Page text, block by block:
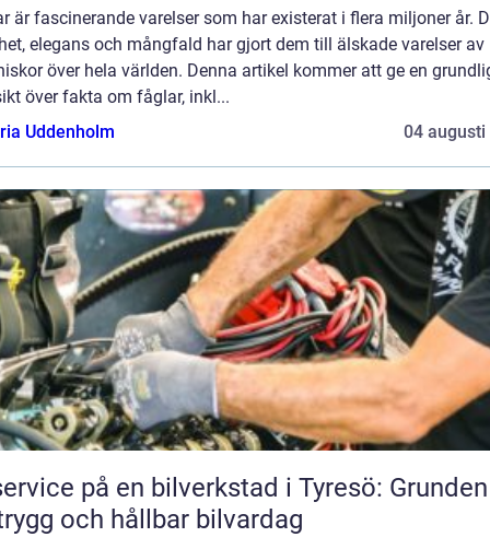
är fascinerande varelser som har existerat i flera miljoner år.
elegans och mångfald har gjort dem till älskade varelser av
över hela världen. Denna artikel kommer att ge en
över fakta om fåglar, inkl...
Uddenholm
04 augusti
på en bilverkstad i Tyresö:
och hållbar bilvardag